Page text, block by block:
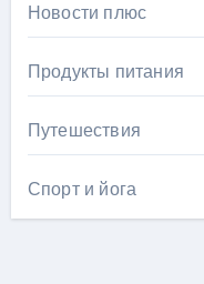
Новости плюс
Продукты питания
Путешествия
Спорт и йога